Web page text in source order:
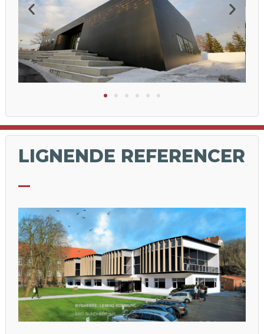
LIGNENDE REFERENCER